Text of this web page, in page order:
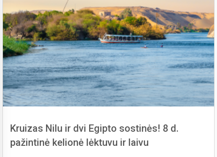
Kruizas Nilu ir dvi Egipto sostinės! 8 d.
pažintinė kelionė lėktuvu ir laivu